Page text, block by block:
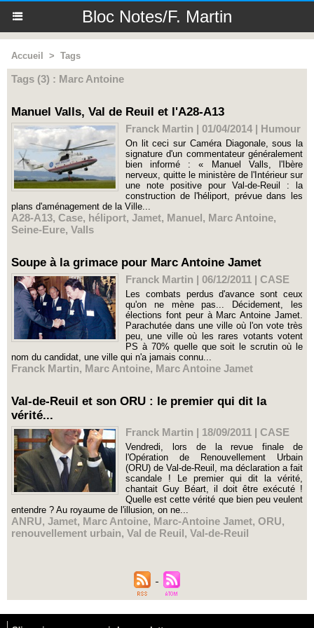
Bloc Notes/F. Martin
Accueil > Tags
Tags (3) : Marc Antoine
Manuel Valls, Val de Reuil et l'A28-A13
Franck Martin | 01/04/2014 | Humour
On lit ceci sur Caméra Diagonale, sous la
signature d'un commentateur généralement
bien informé : « Manuel Valls, l'Ibère
nerveux, quitte le ministère de l'Intérieur sur
une note positive pour Val-de-Reuil : la
construction de l'héliport, prévue dans les
plans d'aménagement de la Ville...
A28-A13, Case, héliport, Jamet, Manuel, Marc Antoine,
Seine-Eure, Valls
Soupe à la grimace pour Marc Antoine Jamet
Franck Martin | 06/12/2011 | CASE
Les combats perdus d'avance sont ceux
qu'on ne mène pas... Décidement, les
élections font peur à Marc Antoine Jamet.
Parachutée dans une ville où l'on vote très
peu, une ville où les rares votants votent
PS à 70% quelle que soit le scrutin où le
nom du candidat, une ville qui n'a jamais connu...
Franck Martin, Marc Antoine, Marc Antoine Jamet
Val-de-Reuil et son ORU : le premier qui dit la
vérité...
Franck Martin | 18/09/2011 | CASE
Vendredi, lors de la revue finale de
l'Opération de Renouvellement Urbain
(ORU) de Val-de-Reuil, ma déclaration a fait
scandale ! Le premier qui dit la vérité,
chantait Guy Béart, il doit être exécuté !
Quelle est cette vérité que bien peu veulent
entendre ? Au royaume de l'illusion, on ne...
ANRU, Jamet, Marc Antoine, Marc-Antoine Jamet, ORU,
renouvellement urbain, Val de Reuil, Val-de-Reuil